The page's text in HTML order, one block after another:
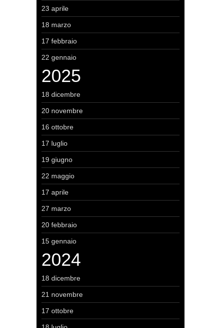
23 aprile
18 marzo
17 febbraio
22 gennaio
2025
18 dicembre
20 novembre
16 ottobre
17 luglio
19 giugno
22 maggio
17 aprile
27 marzo
20 febbraio
15 gennaio
2024
18 dicembre
21 novembre
17 ottobre